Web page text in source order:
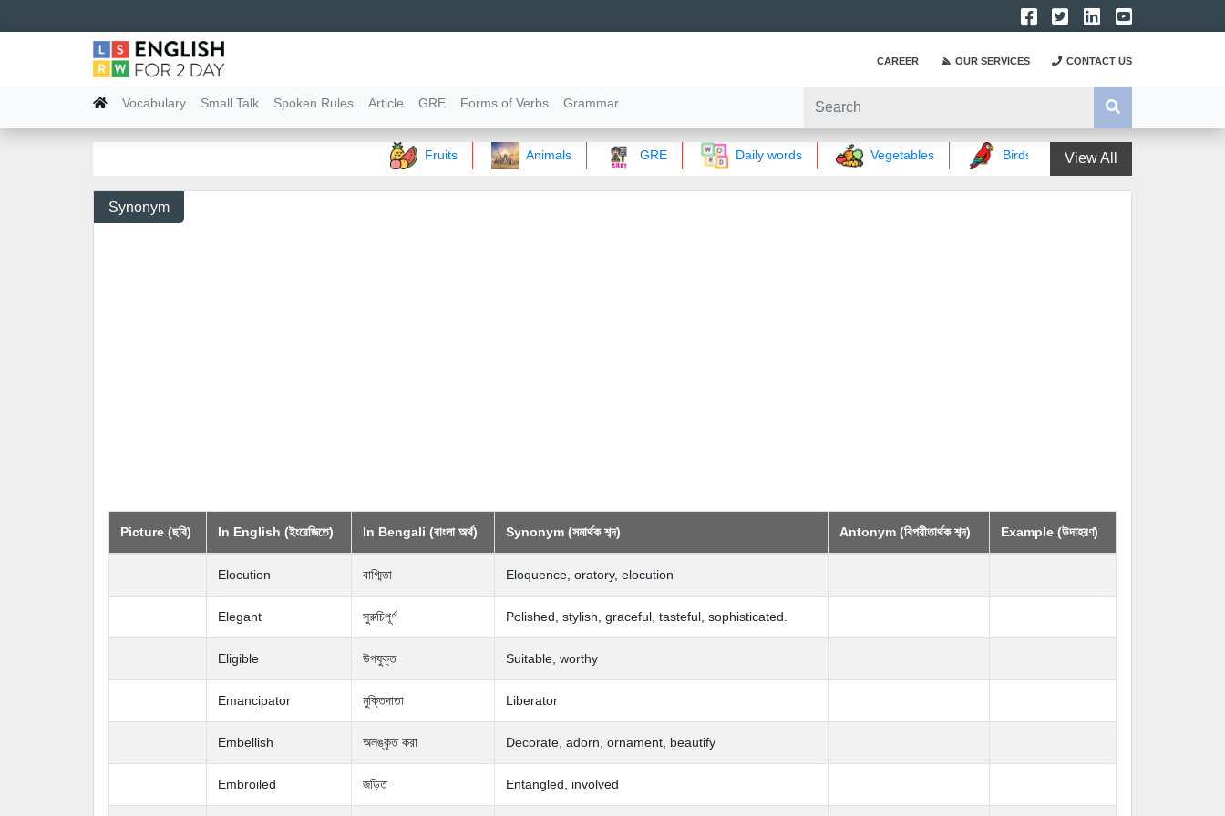
CAREER OUR SERVICES CONTACT US
Vocabulary Small Talk Spoken Rules Article GRE Forms of Verbs Grammar
Fruits Animals GRE Daily words Vegetables Birds words View All
Synonym
Picture (ছবি) In English (ইংরেজিতে) In Bengali (বাংলা অর্থ) Synonym (সমার্থক শব্দ) Antonym (বিপরীতার্থক শব্দ) Example (উদাহরণ)
Elocution বাগ্মিতা Eloquence, oratory, elocution
Elegant সুরুচিপূর্ণ Polished, stylish, graceful, tasteful, sophisticated.
Eligible উপযুক্ত Suitable, worthy
Emancipator মুক্তিদাতা Liberator
Embellish অলঙ্কৃত করা Decorate, adorn, ornament, beautify
Embroiled জড়িত Entangled, involved